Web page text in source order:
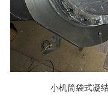
小机筒袋式凝